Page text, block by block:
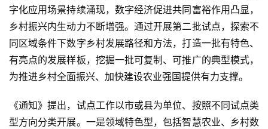
字化应用场景持续涌现，数字经济促进共同富裕作用凸显，
乡村振兴内生动力不断增强。通过开展第二批试点，探索不
同区域条件下数字乡村发展路径和方法，打造一批有特色、
有亮点的发展样板，挖掘一批可复制、可推广的典型模式，
为推进乡村全面振兴、加快建设农业强国提供有力支撑。
《通知》提出，试点工作以市或县为单位、按照不同试点类
型方向分类开展。一是领域特色型，包括智慧农业、乡村数